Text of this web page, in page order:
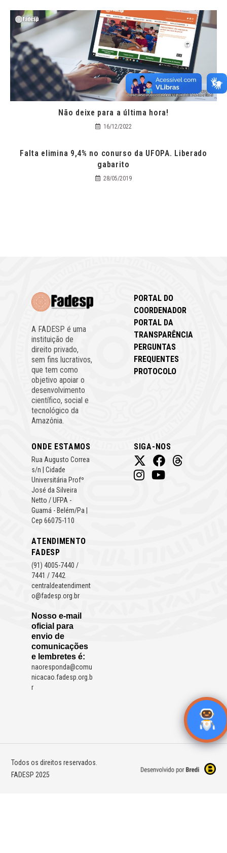
Não deixe para a última hora!
16/12/2022
Falta elimina 9,4% no conurso da UFOPA. Liberado
gabarito
28/05/2019
A FADESP é uma
instituição de
direito privado,
sem fins lucrativos,
que tem como
objetivo apoiar o
desenvolvimento
científico, social e
tecnológico da
Amazônia.
PORTAL DO
COORDENADOR
PORTAL DA
TRANSPARÊNCIA
PERGUNTAS
FREQUENTES
PROTOCOLO
ONDE ESTAMOS
Rua Augusto Correa
s/n | Cidade
Universitária Profº
José da Silveira
Netto / UFPA -
Guamá - Belém/Pa |
Cep 66075-110
ATENDIMENTO
FADESP
(91) 4005-7440 /
7441 / 7442
centraldeatendiment
o@fadesp.org.br
Nosso e-mail
oficial para
envio de
comunicações
e lembretes é:
naoresponda@comu
nicacao.fadesp.org.b
r
SIGA-NOS
Todos os direitos reservados.
FADESP 2025